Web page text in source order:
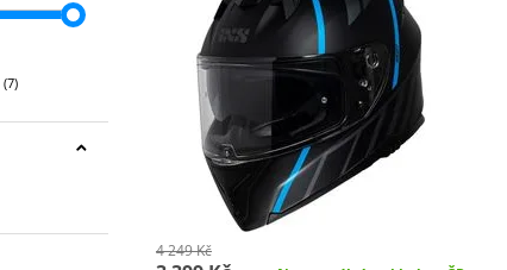
(7)
4 249 Kč